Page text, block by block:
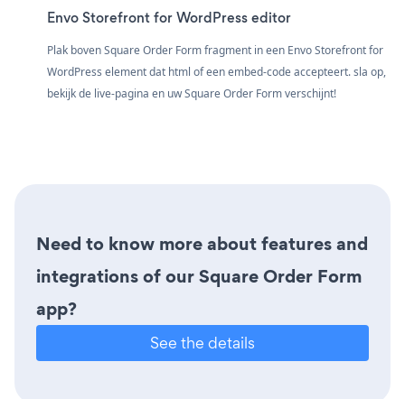
Envo Storefront for WordPress editor
Plak boven Square Order Form fragment in een Envo Storefront for
WordPress element dat html of een embed-code accepteert. sla op,
bekijk de live-pagina en uw Square Order Form verschijnt!
Need to know more about features and
integrations of our Square Order Form
app?
See the details